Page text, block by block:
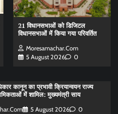
21 विधानसभाओं को डिजिटल
विधानसभाओं में किया गया परिवर्तित
Moresamachar.com
5 August 2026
0
कानून का प्रभावी क्रियान्वयन राज्य
में शामिल: मुख्यमंत्री साय
5 August 2026 0